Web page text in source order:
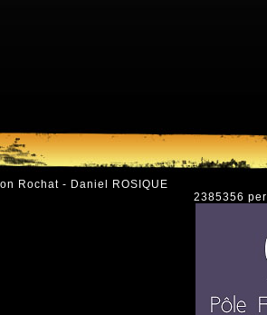
Rochat - Daniel ROSIQUE
2385356